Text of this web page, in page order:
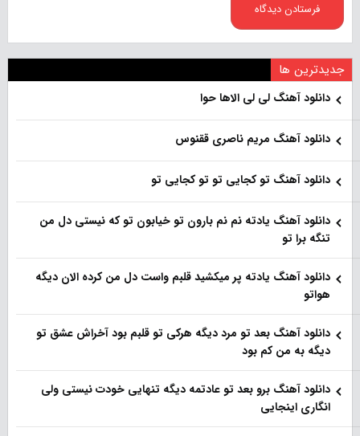
جدیدترین ها
دانلود آهنگ لی لی الاها حوا
دانلود آهنگ مریم ناصری ققنوس
دانلود آهنگ تو کجایی تو تو کجایی تو
دانلود آهنگ یادته نم نم بارون تو خیابون تو که نیستی دل من
تنگه برا تو
دانلود آهنگ یادته پر میکشید قلبم واست دل من کرده الان دیگه
هواتو
دانلود آهنگ بعد تو مرد دیگه هرکی تو قلبم بود آخراش عشق تو
دیگه به من کم بود
دانلود آهنگ برو بعد تو عادتمه دیگه تنهایی خودت نیستی ولی
انگاری اینجایی